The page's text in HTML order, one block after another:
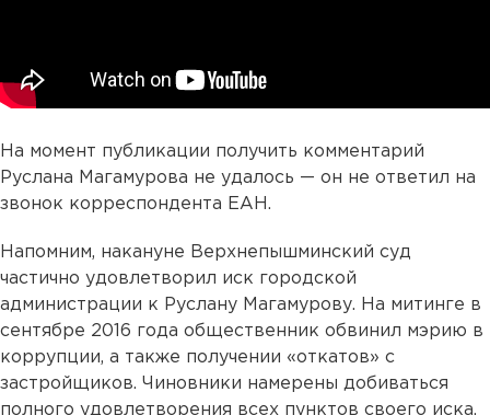
На момент публикации получить комментарий
Руслана Магамурова не удалось — он не ответил на
звонок корреспондента ЕАН.
Напомним, накануне Верхнепышминский суд
частично удовлетворил иск городской
администрации к Руслану Магамурову. На митинге в
сентябре 2016 года общественник обвинил мэрию в
коррупции, а также получении «откатов» с
застройщиков. Чиновники намерены добиваться
полного удовлетворения всех пунктов своего иска,